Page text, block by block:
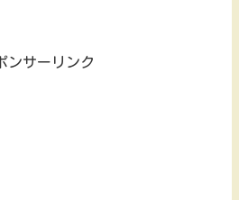
ンサーリンク